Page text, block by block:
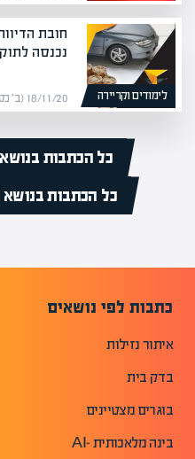
לימודים וקריירה
חובת
נכנסה
18/11/20 (ב׳ כסלו תשפ״א) | מערכת אפיק
כל הכתבות בנושא
כל הכתבות
כתבות לפי נושאים
איתור נזילות
בדק בית
בוגרים מצטיינים
בינה מלאכותית -AI